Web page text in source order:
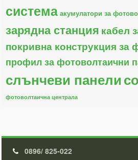
система акумулатори за
зарядна станция кабел
покривна конструкция за
профил за фотоволтаични
слънчеви панели
фотоволтаична централа
0896/ 825-022